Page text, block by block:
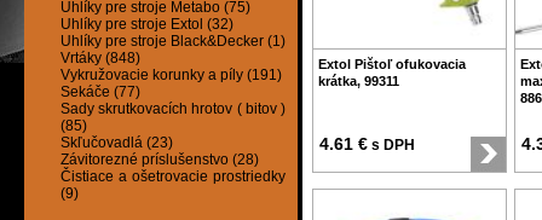
Uhlíky pre stroje Metabo (75)
Uhlíky pre stroje Extol (32)
Uhlíky pre stroje Black&Decker (1)
Vrtáky (848)
Vykružovacie korunky a píly (191)
Sekáče (77)
Sady skrutkovacích hrotov ( bitov )
(85)
Skľučovadlá (23)
Závitorezné príslušenstvo (28)
Čistiace a ošetrovacie prostriedky
(9)
Extol Pištoľ ofukovacia
krátka, 99311
4.61 € s DPH